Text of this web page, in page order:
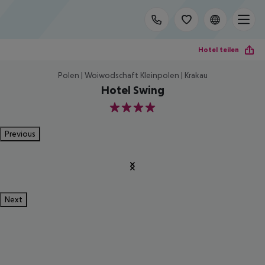
Hotel teilen
Polen | Woiwodschaft Kleinpolen | Krakau
Hotel Swing
4
Previous
Next